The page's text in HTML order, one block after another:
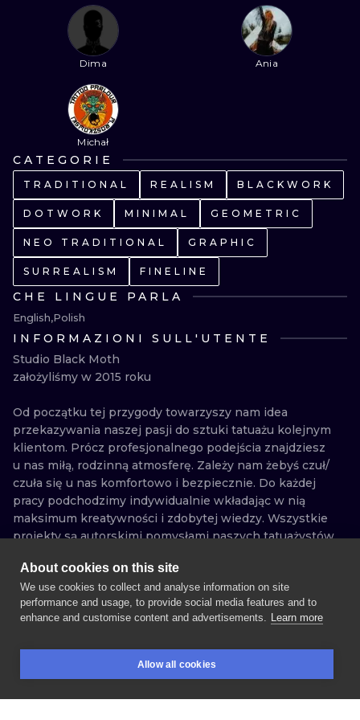
MINIMALISM
Dima Ania
Michał
CATEGORIE
TRADITIONAL REALISM BLACKWORK
DOTWORK MINIMAL GEOMETRIC
NEO TRADITIONAL GRAPHIC
SURREALISM FINELINE
CHE LINGUE PARLA
English Polish
INFORMAZIONI SULL'UTENTE
Studio Black Moth
założyliśmy w 2015 roku
Od początku tej przygody towarzyszy nam idea
przekazywania naszej pasji do sztuki tatuażu kolejnym
klientom. Prócz profesjonalnego podejścia znajdziesz
u nas miłą, rodzinną atmosferę. Zależy nam żebyś czuł/
czuła się u nas komfortowo i bezpiecznie. Do każdej
pracy podchodzimy indywidualnie wkładając w nią
maksimum kreatywności i zdobytej wiedzy. Wszystkie
projekty są autorskimi pomysłami naszych tatuażystów
będzie niepowtarzalny. Tworzymy prace w całej gamie
stylów i technik, od dotworku, oldschoolu przez
linework, neotraditional po mikro-realizm i realizm.
Oferujemy również możliwość wykonania przekłuć
popiera wieloma certyfikatami. Twoje bezpieczeństwo
jest dla nas priorytetem więc możesz być pewny/a, ze
TATUAGGI
PROGETTI
DISPONIBILI
GUARDA GUARDA
GUARDA GUARDA
GUARDA
Informativa sulla privacy regolamento
Termini e condizioni per gli artisti Trova un artista Contatto
About cookies on this site
We use cookies to collect and analyse information on site
performance and usage, to provide social media features and to
enhance and customise content and advertisements. Learn more
Allow all cookies